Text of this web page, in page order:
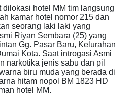
dilokasi hotel MM tim langsung
kamar hotel nomor 215 dan
seorang laki laki yang
Riyan Sembara (25) yang
Gg. Pasar Baru, Kelurahan
Kota. Saat introgasi Asmi
narkotika jenis sabu dan pil
biru muda yang berada di
hitam nopol BM 1823 HD
hotel MM.